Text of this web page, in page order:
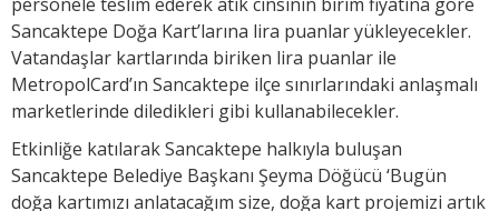
Sancaktepe Doğa Kart’larına lira puanlar yükleyecekler.
Vatandaşlar kartlarında biriken lira puanlar ile
MetropolCard’ın Sancaktepe ilçe sınırlarındaki anlaşmalı
marketlerinde diledikleri gibi kullanabilecekler.
Etkinliğe katılarak Sancaktepe halkıyla buluşan
Sancaktepe Belediye Başkanı Şeyma Döğücü ‘Bugün
doğa kartımızı anlatacağım size, doğa kart projemizi artık